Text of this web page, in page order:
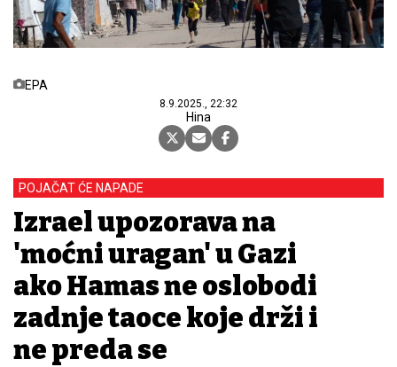
EPA
8.9.2025., 22:32
Hina
POJAČAT ĆE NAPADE
Izrael upozorava na
'moćni uragan' u Gazi
ako Hamas ne oslobodi
zadnje taoce koje drži i
ne preda se